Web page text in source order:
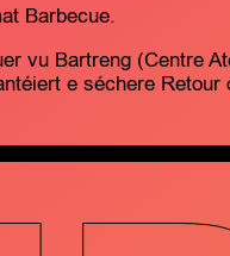
Barbecue.
vu Bartreng (Centre
e séchere Retour